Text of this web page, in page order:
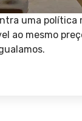
uma política
ao mesmo